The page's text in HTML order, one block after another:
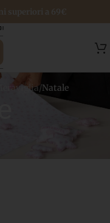
superiori a 69€
/Natale